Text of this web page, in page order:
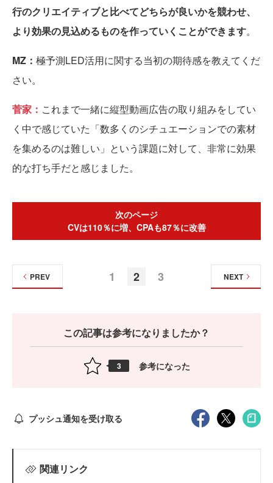
行のクリエイティブと比べてどちらが良いかを競わせ、
より効果の見込めるものを作っていくことができます。
MZ： 極予測LED活用に関する当初の期待感を教えてくだ
さい。
菅家： これまで一緒に縦型動画広告の取り組みをしてい
く中で感じていた「数多くのシチュエーションでの素材
を集めるのは難しい」という課題に対して、非常に効果
的な打ち手だと感じました。
次のページ
CVは110％に増、CPAも87％に改善
1 2 3
PREV NEXT
この記事は参考になりましたか？
3 参考になった
プッシュ通知を受け取る
関連リンク